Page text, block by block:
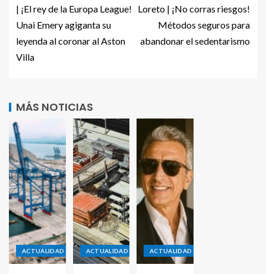
| ¡El rey de la Europa League!
Unai Emery agiganta su
leyenda al coronar al Aston
Villa
Loreto | ¡No corras riesgos!
Métodos seguros para
abandonar el sedentarismo
MÁS NOTICIAS
ACTUALIDAD ACTUALIDAD ACTUALIDAD